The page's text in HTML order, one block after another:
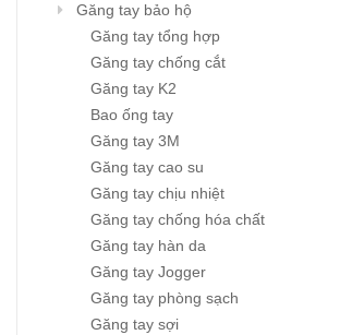
Găng tay bảo hộ
Găng tay tổng hợp
Găng tay chống cắt
Găng tay K2
Bao ống tay
Găng tay 3M
Găng tay cao su
Găng tay chịu nhiệt
Găng tay chống hóa chất
Găng tay hàn da
Găng tay Jogger
Găng tay phòng sạch
Găng tay sợi